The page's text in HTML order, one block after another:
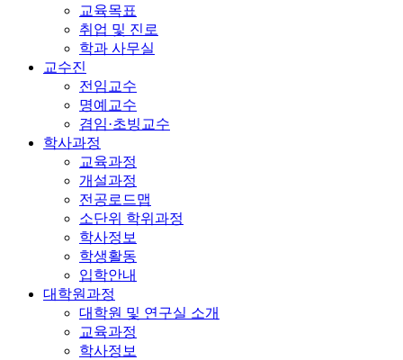
교육목표
취업 및 진로
학과 사무실
교수진
전임교수
명예교수
겸임·초빙교수
학사과정
교육과정
개설과정
전공로드맵
소단위 학위과정
학사정보
학생활동
입학안내
대학원과정
대학원 및 연구실 소개
교육과정
학사정보